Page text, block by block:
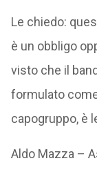
Le chiedo:
è un obbligo
visto che il
formulato
capogruppo, è
Aldo Mazza –